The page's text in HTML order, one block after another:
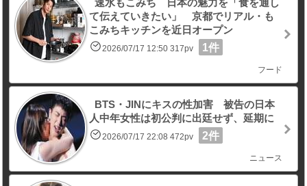
速水もこみち 日本の魅力を「食を通し
て伝えていきたい」 京都でリアル・も
こみちキッチンを近日オープン
2026/07/17 12:50 317pv 1件
フード
BTS・JINにキスの性加害 被告の日本
人中年女性は初公判に出廷せず、延期に
2026/07/17 22:08 472pv 2件
ニュース